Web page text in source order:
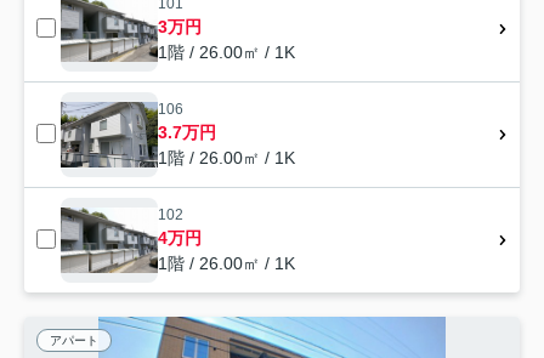
101
3万円
1階 / 26.00㎡ / 1K
106
3.7万円
1階 / 26.00㎡ / 1K
102
4万円
1階 / 26.00㎡ / 1K
アパート